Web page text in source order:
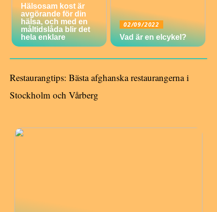
Hälsosam kost är
avgörande för din
hälsa, och med en
måltidslåda blir det
hela enklare
02/09/2022
Vad är en elcykel?
Restaurangtips: Bästa afghanska restaurangerna i
Stockholm och Vårberg